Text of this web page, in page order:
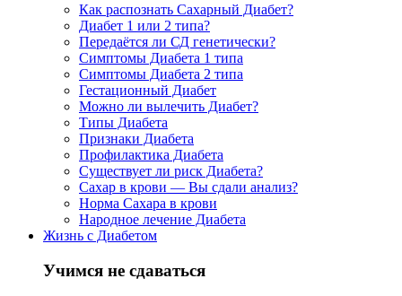
Как распознать Сахарный Диабет?
Диабет 1 или 2 типа?
Передаётся ли СД генетически?
Симптомы Диабета 1 типа
Симптомы Диабета 2 типа
Гестационный Диабет
Можно ли вылечить Диабет?
Типы Диабета
Признаки Диабета
Профилактика Диабета
Существует ли риск Диабета?
Сахар в крови — Вы сдали анализ?
Норма Сахара в крови
Народное лечение Диабета
Жизнь с Диабетом
Учимся не сдаваться